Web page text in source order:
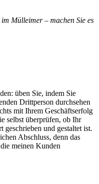
Mülleimer – machen Sie es
üben Sie, indem Sie
Drittperson durchsehen
mit Ihrem Geschäftserfolg
selbst überprüfen, ob Ihr
und gestaltet ist.
Abschluss, denn das
meinen Kunden